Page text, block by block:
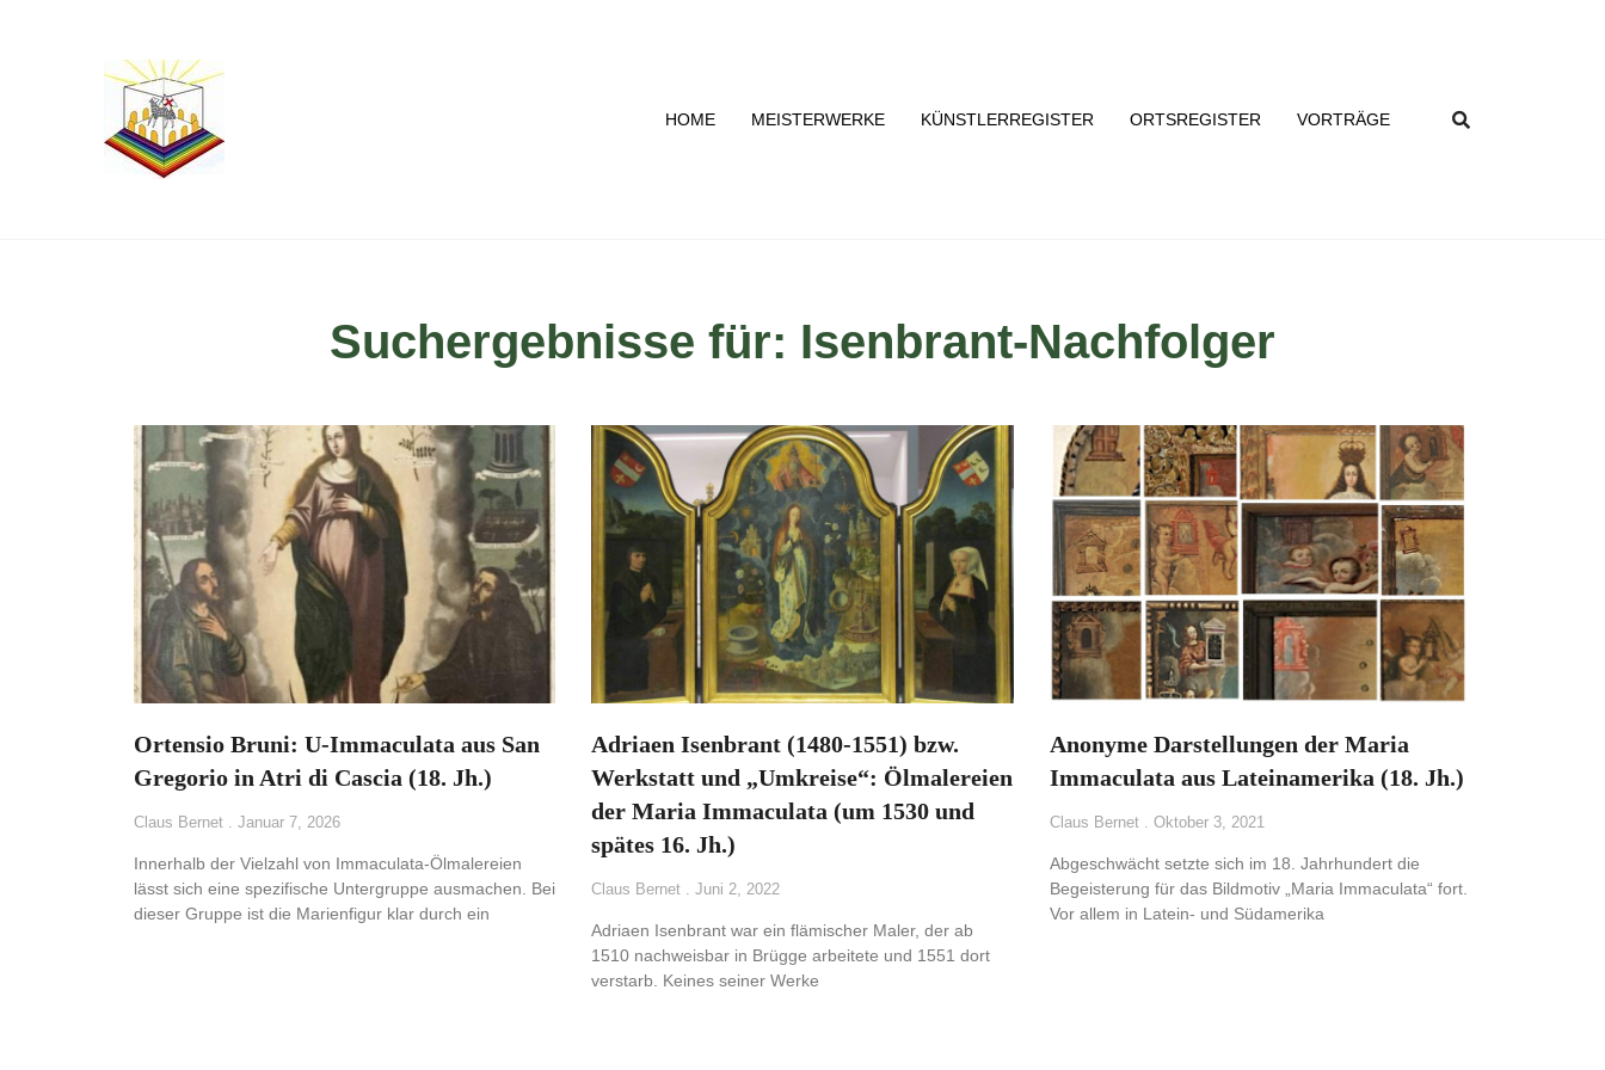
HOME MEISTERWERKE KÜNSTLERREGISTER ORTSREGISTER VORTRÄGE
Suchergebnisse für: Isenbrant-Nachfolger
Ortensio Bruni: U-Immaculata aus San
Gregorio in Atri di Cascia (18. Jh.)
Claus Bernet Januar 7, 2026
Innerhalb der Vielzahl von Immaculata-Ölmalereien
lässt sich eine spezifische Untergruppe ausmachen. Bei
dieser Gruppe ist die Marienfigur klar durch ein
Adriaen Isenbrant (1480-1551) bzw.
Werkstatt und „Umkreise“: Ölmalereien
der Maria Immaculata (um 1530 und
spätes 16. Jh.)
Claus Bernet Juni 2, 2022
Adriaen Isenbrant war ein flämischer Maler, der ab
1510 nachweisbar in Brügge arbeitete und 1551 dort
verstarb. Keines seiner Werke
Anonyme Darstellungen der Maria
Immaculata aus Lateinamerika (18. Jh.)
Claus Bernet Oktober 3, 2021
Abgeschwächt setzte sich im 18. Jahrhundert die
Begeisterung für das Bildmotiv „Maria Immaculata“ fort.
Vor allem in Latein- und Südamerika